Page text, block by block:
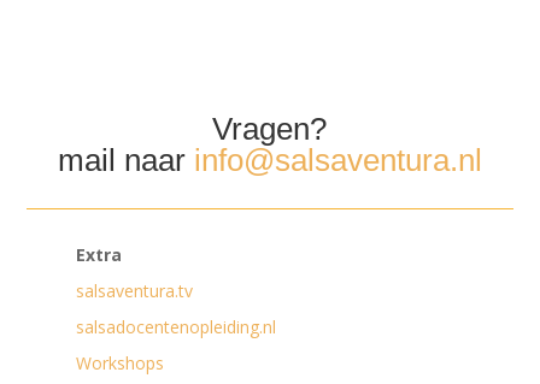
Vragen?
mail naar info@salsaventura.nl
Extra
salsaventura.tv
salsadocentenopleiding.nl
Workshops